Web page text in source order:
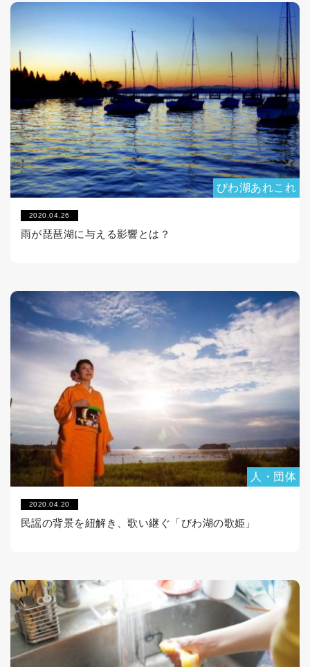
びわ湖あれこれ
2020.04.26
雨が琵琶湖に与える影響とは？
人・団体
2020.04.20
民謡の背景を紐解き、歌い継ぐ「びわ湖の歌姫」